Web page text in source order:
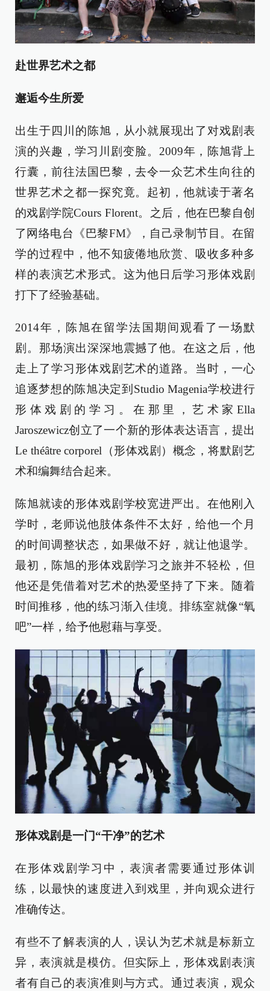
赴世界艺术之都
邂逅今生所爱
出生于四川的陈旭，从小就展现出了对戏剧表
演的兴趣，学习川剧变脸。2009年，陈旭背上
行囊，前往法国巴黎，去令一众艺术生向往的
世界艺术之都一探究竟。起初，他就读于著名
的戏剧学院Cours Florent。之后，他在巴黎自创
了网络电台《巴黎FM》，自己录制节目。在留
学的过程中，他不知疲倦地欣赏、吸收多种多
样的表演艺术形式。这为他日后学习形体戏剧
打下了经验基础。
2014年，陈旭在留学法国期间观看了一场默
剧。那场演出深深地震撼了他。在这之后，他
走上了学习形体戏剧艺术的道路。当时，一心
追逐梦想的陈旭决定到Studio Magenia学校进行
形体戏剧的学习。在那里，艺术家Ella
Jaroszewicz创立了一个新的形体表达语言，提出
Le théâtre corporel（形体戏剧）概念，将默剧艺
术和编舞结合起来。
陈旭就读的形体戏剧学校宽进严出。在他刚入
学时，老师说他肢体条件不太好，给他一个月
的时间调整状态，如果做不好，就让他退学。
最初，陈旭的形体戏剧学习之旅并不轻松，但
他还是凭借着对艺术的热爱坚持了下来。随着
时间推移，他的练习渐入佳境。排练室就像“氧
吧”一样，给予他慰藉与享受。
形体戏剧是一门“干净”的艺术
在形体戏剧学习中，表演者需要通过形体训
练，以最快的速度进入到戏里，并向观众进行
准确传达。
有些不了解表演的人，误认为艺术就是标新立
异，表演就是模仿。但实际上，形体戏剧表演
者有自己的表演准则与方式。通过表演，观众